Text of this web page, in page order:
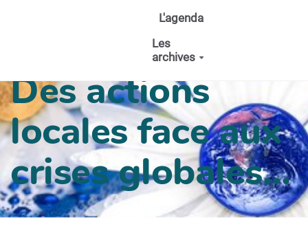
L'agenda
Les
archives
Des actions
locales face aux
crises globales...